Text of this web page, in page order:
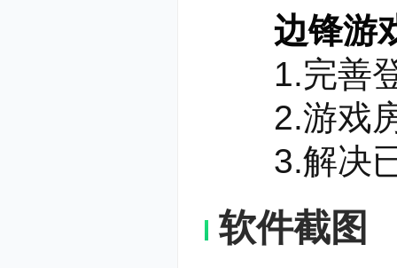
边锋游
1.完善登
2.游戏房
3.解决已
软件截图